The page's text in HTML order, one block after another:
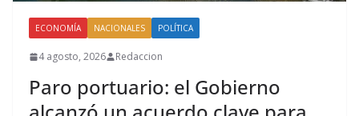
ECONOMÍA NACIONALES POLÍTICA
4 agosto, 2026 Redaccion
Paro portuario: el Gobierno